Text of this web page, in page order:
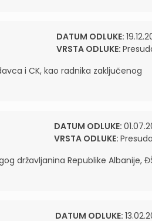
DATUM ODLUKE:
VRSTA ODLUKE:
i CK, kao radnika zaključenog
DATUM ODLUKE:
VRSTA ODLUKE: Presuda
državljanina Republike Albanije,
DATUM ODLUKE: